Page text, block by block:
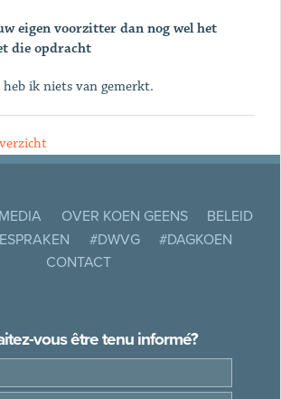
eigen voorzitter dan nog wel het
die opdracht
heb ik niets van gemerkt.
OVER KOEN GEENS
BELEID
#DWVG
#DAGKOEN
CONTACT
vous être tenu informé?